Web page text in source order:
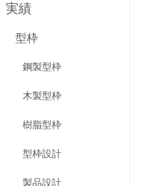
実績
型枠
鋼製型枠
木製型枠
樹脂型枠
型枠設計
製品設計